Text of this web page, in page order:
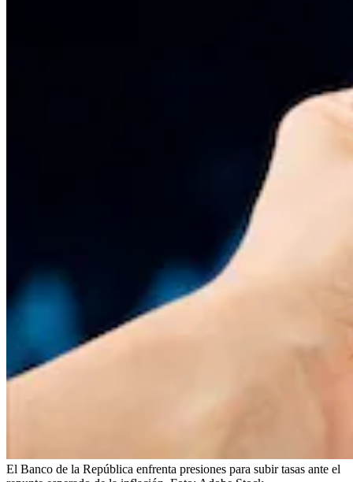
El Banco de la República enfrenta presiones para subir tasas ante el